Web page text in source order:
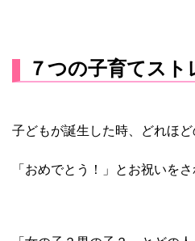
７つの子育てスト
子どもが誕生した時、どれほど
「おめでとう！」とお祝いを